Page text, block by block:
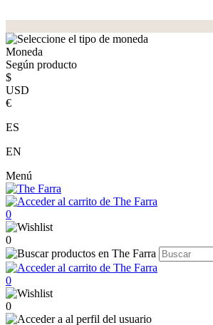
Moneda
Según producto
$
USD
€
ES
EN
Menú
0
0
0
0